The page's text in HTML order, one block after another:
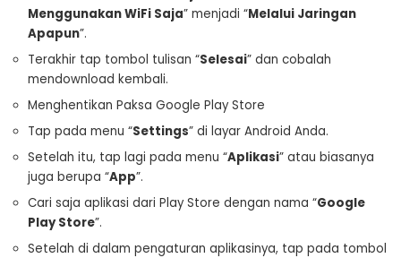
Menggunakan WiFi Saja” menjadi “Melalui Jaringan
Apapun”.
Terakhir tap tombol tulisan “Selesai” dan cobalah
mendownload kembali.
Menghentikan Paksa Google Play Store
Tap pada menu “Settings” di layar Android Anda.
Setelah itu, tap lagi pada menu “Aplikasi” atau biasanya
juga berupa “App”.
Cari saja aplikasi dari Play Store dengan nama “Google
Play Store”.
Setelah di dalam pengaturan aplikasinya, tap pada tombol